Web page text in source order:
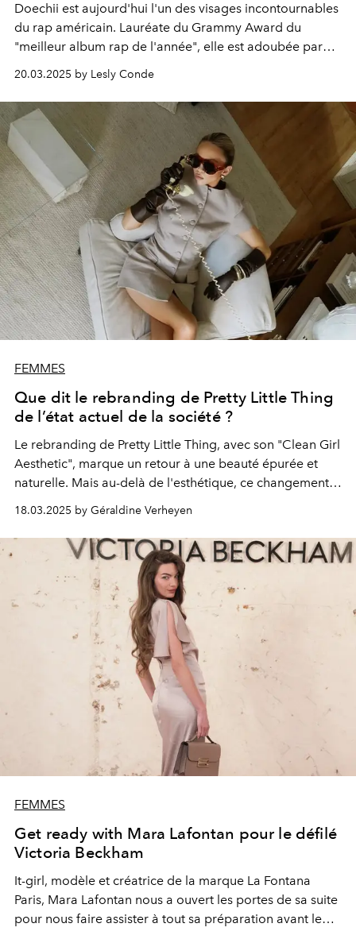
Doechii est aujourd'hui l'un des visages incontournables
du rap américain. Lauréate du Grammy Award du
"meilleur album rap de l'année", elle est adoubée par
Kendrick Lamar, qui la considère comme "la rappeuse la
plus solide du moment". Une ascension fulgurante qui
ne doit rien au hasard.
20.03.2025 by Lesly Conde
FEMMES
Que dit le rebranding de Pretty Little Thing
de l’état actuel de la société ?
Le rebranding de Pretty Little Thing, avec son "Clean Girl
Aesthetic", marque un retour à une beauté épurée et
naturelle. Mais au-delà de l'esthétique, ce changement
soulève des questions sur les valeurs sociales,
économiques et politiques qui façonnent notre époque,
entre récession et conservatisme croissant.
18.03.2025 by Géraldine Verheyen
FEMMES
Get ready with Mara Lafontan pour le défilé
Victoria Beckham
It-girl, modèle et créatrice de la marque La Fontana
Paris, Mara Lafontan nous a ouvert les portes de sa suite
pour nous faire assister à tout sa préparation avant le